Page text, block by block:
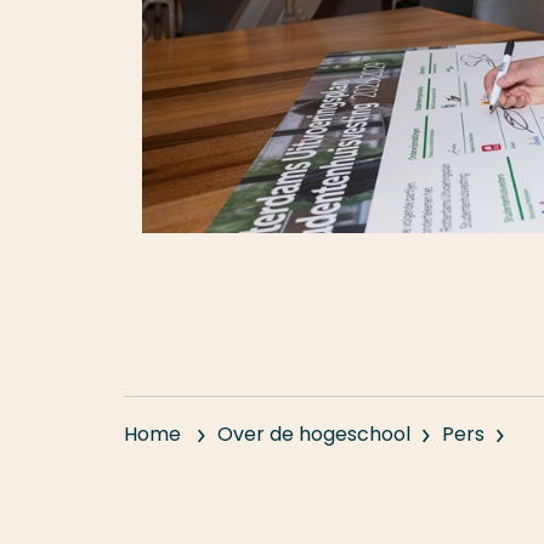
Home Over de hogeschool Pers